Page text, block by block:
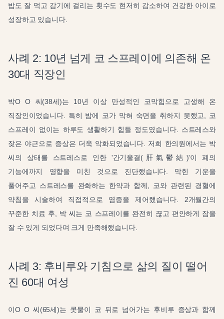
밥도 잘 먹고 감기에 걸리는 횟수도 현저히 감소하여 건강한 아이로
성장하고 있습니다.
사례 2: 10년 넘게 코 스프레이에 의존해 온
30대 직장인
박O O 씨(38세)는 10년 이상 만성적인 코막힘으로 고생해 온
직장인이었습니다. 특히 밤에 코가 막혀 숙면을 취하지 못했고, 코
스프레이 없이는 하루도 생활하기 힘들 정도였습니다. 스트레스와
잦은 야근으로 증상은 더욱 악화되었습니다. 저희 한의원에서는 박
씨의 상태를 스트레스로 인한 '간기울결(肝氣鬱結)'이 폐의
기능에까지 영향을 미친 것으로 진단했습니다. 막힌 기운을
풀어주고 스트레스를 완화하는 한약과 함께, 코와 관련된 경혈에
약침을 시술하여 직접적으로 염증을 제어했습니다. 2개월간의
꾸준한 치료 후, 박 씨는 코 스프레이를 완전히 끊고 편안하게 잠을
잘 수 있게 되었다며 크게 만족해했습니다.
사례 3: 후비루와 기침으로 삶의 질이 떨어
진 60대 여성
이O O 씨(65세)는 콧물이 코 뒤로 넘어가는 후비루 증상과 함께